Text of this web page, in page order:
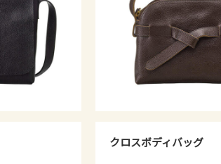
クロスボディバッグ